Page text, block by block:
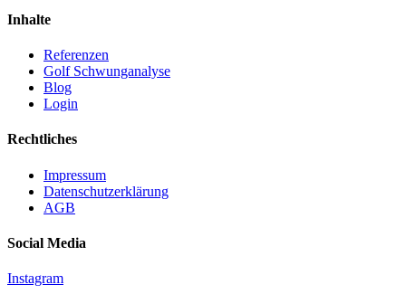
Inhalte
Referenzen
Golf Schwunganalyse
Blog
Login
Rechtliches
Impressum
Datenschutzerklärung
AGB
Social Media
Instagram